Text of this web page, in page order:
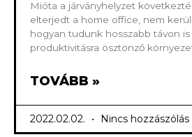
Mióta a járványhelyzet
elterjedt a home office, nem
hogyan tudunk hosszabb távon is
produktivitásra ösztönző
TOVÁBB »
2022.02.02. Nincs hozzászólás